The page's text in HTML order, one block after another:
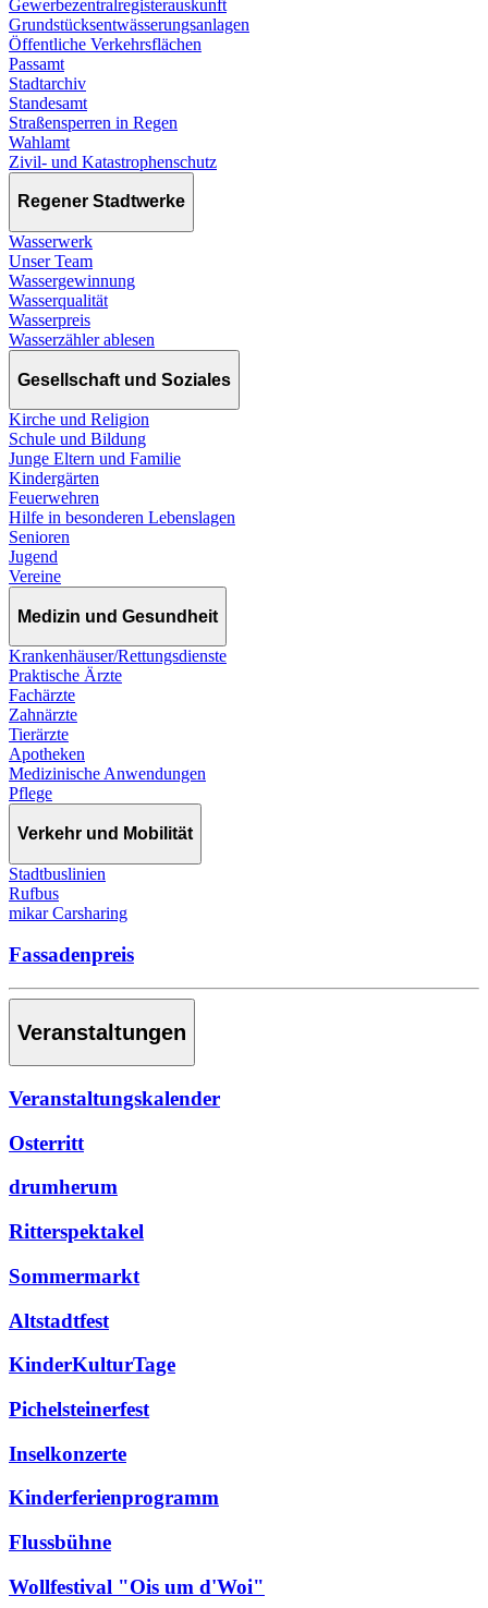
Gewerbezentralregisterauskunft
Grundstücksentwässerungsanlagen
Öffentliche Verkehrsflächen
Passamt
Stadtarchiv
Standesamt
Straßensperren in Regen
Wahlamt
Zivil- und Katastrophenschutz
Regener Stadtwerke
Wasserwerk
Unser Team
Wassergewinnung
Wasserqualität
Wasserpreis
Wasserzähler ablesen
Gesellschaft und Soziales
Kirche und Religion
Schule und Bildung
Junge Eltern und Familie
Kindergärten
Feuerwehren
Hilfe in besonderen Lebenslagen
Senioren
Jugend
Vereine
Medizin und Gesundheit
Krankenhäuser/Rettungsdienste
Praktische Ärzte
Fachärzte
Zahnärzte
Tierärzte
Apotheken
Medizinische Anwendungen
Pflege
Verkehr und Mobilität
Stadtbuslinien
Rufbus
mikar Carsharing
Fassadenpreis
Veranstaltungen
Veranstaltungskalender
Osterritt
drumherum
Ritterspektakel
Sommermarkt
Altstadtfest
KinderKulturTage
Pichelsteinerfest
Inselkonzerte
Kinderferienprogramm
Flussbühne
Wollfestival "Ois um d'Woi"